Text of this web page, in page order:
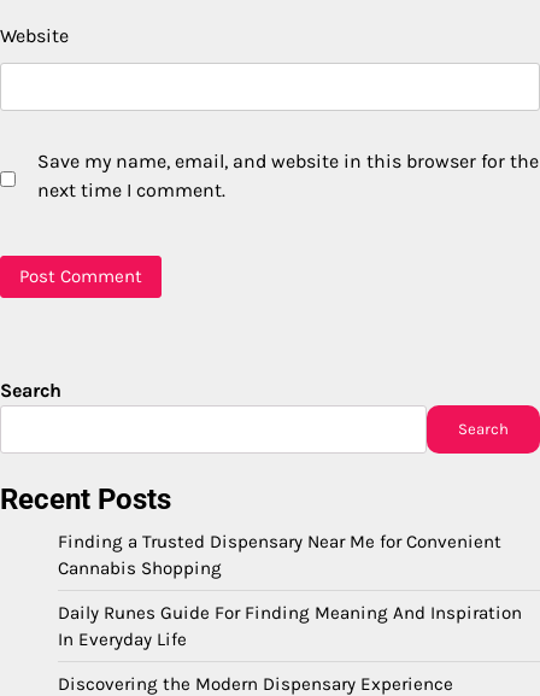
Website
Save my name, email, and website in this browser for the
next time I comment.
Search
Search
Recent Posts
Finding a Trusted Dispensary Near Me for Convenient
Cannabis Shopping
Daily Runes Guide For Finding Meaning And Inspiration
In Everyday Life
Discovering the Modern Dispensary Experience